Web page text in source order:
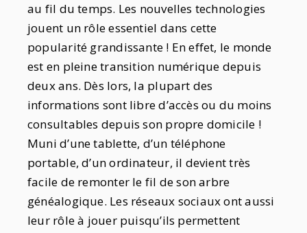
au fil du temps. Les nouvelles technologies
jouent un rôle essentiel dans cette
popularité grandissante ! En effet, le monde
est en pleine transition numérique depuis
deux ans. Dès lors, la plupart des
informations sont libre d’accès ou du moins
consultables depuis son propre domicile !
Muni d’une tablette, d’un téléphone
portable, d’un ordinateur, il devient très
facile de remonter le fil de son arbre
généalogique. Les réseaux sociaux ont aussi
leur rôle à jouer puisqu’ils permettent